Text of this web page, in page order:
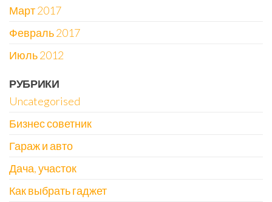
Март 2017
Февраль 2017
Июль 2012
РУБРИКИ
Uncategorised
Бизнес советник
Гараж и авто
Дача, участок
Как выбрать гаджет